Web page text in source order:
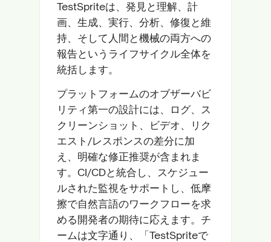
TestSpriteは、発見と理解、計
画、生成、実行、分析、修復と維
持、そして人間と機械の両方への
報告というライフサイクル全体を
統括します。
プラットフォームのオブザーバビ
リティ第一の設計には、ログ、ス
クリーンショット、ビデオ、リク
エスト/レスポンスの差分に加
え、明確な修正推奨が含まれま
す。CI/CDと統合し、スケジュー
ルされた監視をサポートし、低摩
擦で自然言語のワークフローを求
める開発者の期待に応えます。チ
ームは文字通り、「TestSpriteで